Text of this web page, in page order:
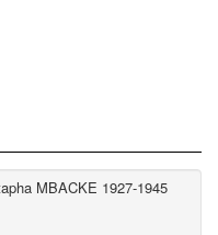
MBACKE 1927-1945